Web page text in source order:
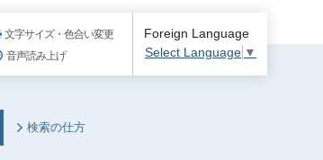
文字サイズ・色合い変更
音声読み上げ
Foreign Language
Select Language ▼
検索の仕方